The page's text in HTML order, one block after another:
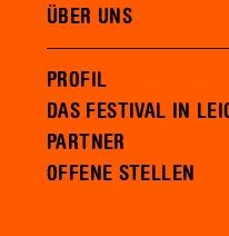
ÜBER UNS
PROFIL
DAS FESTIVAL IN
PARTNER
OFFENE STELLEN